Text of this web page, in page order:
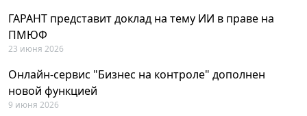
ГАРАНТ представит доклад на тему ИИ в праве на
ПМЮФ
23 июня 2026
Онлайн-сервис "Бизнес на контроле" дополнен
новой функцией
9 июня 2026